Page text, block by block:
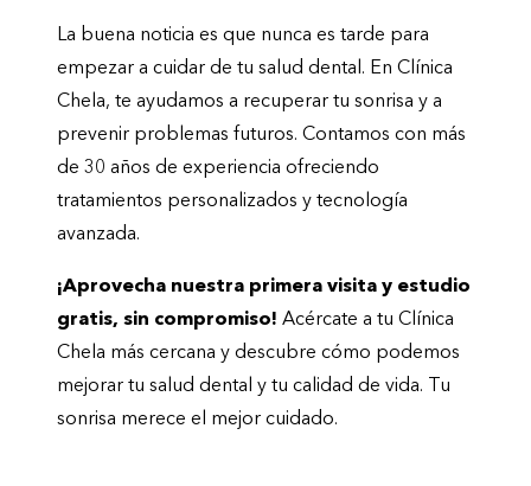
La buena noticia es que nunca es tarde para
empezar a cuidar de tu salud dental. En Clínica
Chela, te ayudamos a recuperar tu sonrisa y a
prevenir problemas futuros. Contamos con más
de 30 años de experiencia ofreciendo
tratamientos personalizados y tecnología
avanzada.
¡Aprovecha nuestra primera visita y estudio
gratis, sin compromiso! Acércate a tu Clínica
Chela más cercana y descubre cómo podemos
mejorar tu salud dental y tu calidad de vida. Tu
sonrisa merece el mejor cuidado.